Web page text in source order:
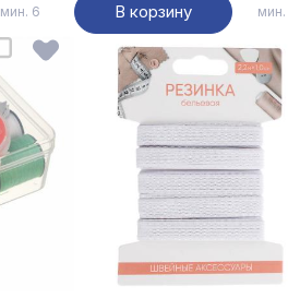
мин. 6 В корзину мин.